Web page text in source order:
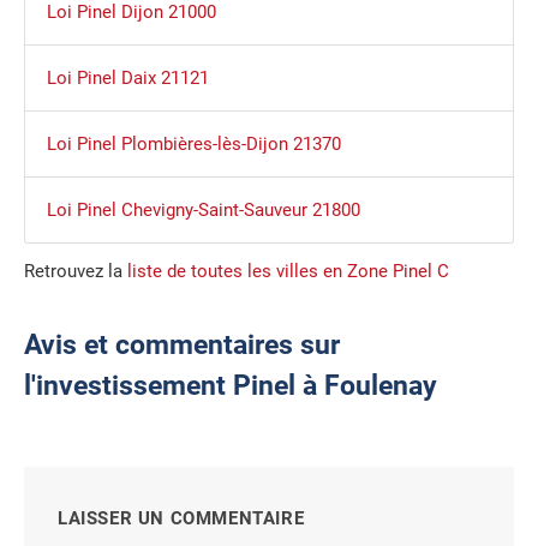
Loi Pinel Dijon 21000
Loi Pinel Daix 21121
Loi Pinel Plombières-lès-Dijon 21370
Loi Pinel Chevigny-Saint-Sauveur 21800
Retrouvez la liste de toutes les villes en Zone Pinel C
Avis et commentaires sur
l'investissement Pinel à Foulenay
LAISSER UN COMMENTAIRE